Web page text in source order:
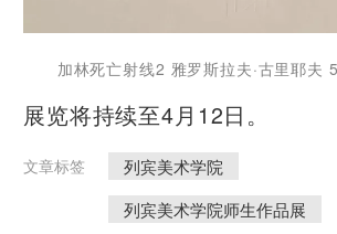
加林死亡射线2 雅罗斯拉夫·古里耶夫
展览将持续至4月12日。
文章标签
列宾美术学院
列宾美术学院师生作品展